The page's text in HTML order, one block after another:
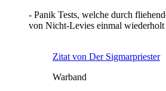
- Panik Tests, welche durch
von Nicht-Levies einmal wiederholt
Zitat von Der Sigmarpriester
Warband